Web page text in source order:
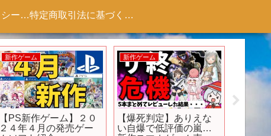
プライバシーポリシー 【Colorful Creation】 特定商取引法に基づく表記（商取引に関する開示）
新作ゲーム
【PS新作ゲーム】２０
２４年４月の発売ゲー
新作ゲーム
【爆死判定】ありえな
い自爆で低評価の嵐…